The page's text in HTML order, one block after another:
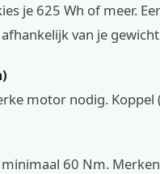
je 625 Wh of meer.
van je
motor nodig. Koppel
60 Nm.